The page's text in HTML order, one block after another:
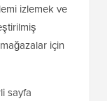
izlemek ve
için
sayfa